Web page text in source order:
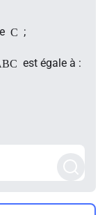
C ;
est égale à :